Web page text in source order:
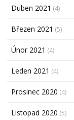
Duben 2021 (4)
Březen 2021 (5)
Únor 2021 (4)
Leden 2021 (4)
Prosinec 2020 (4)
Listopad 2020 (5)